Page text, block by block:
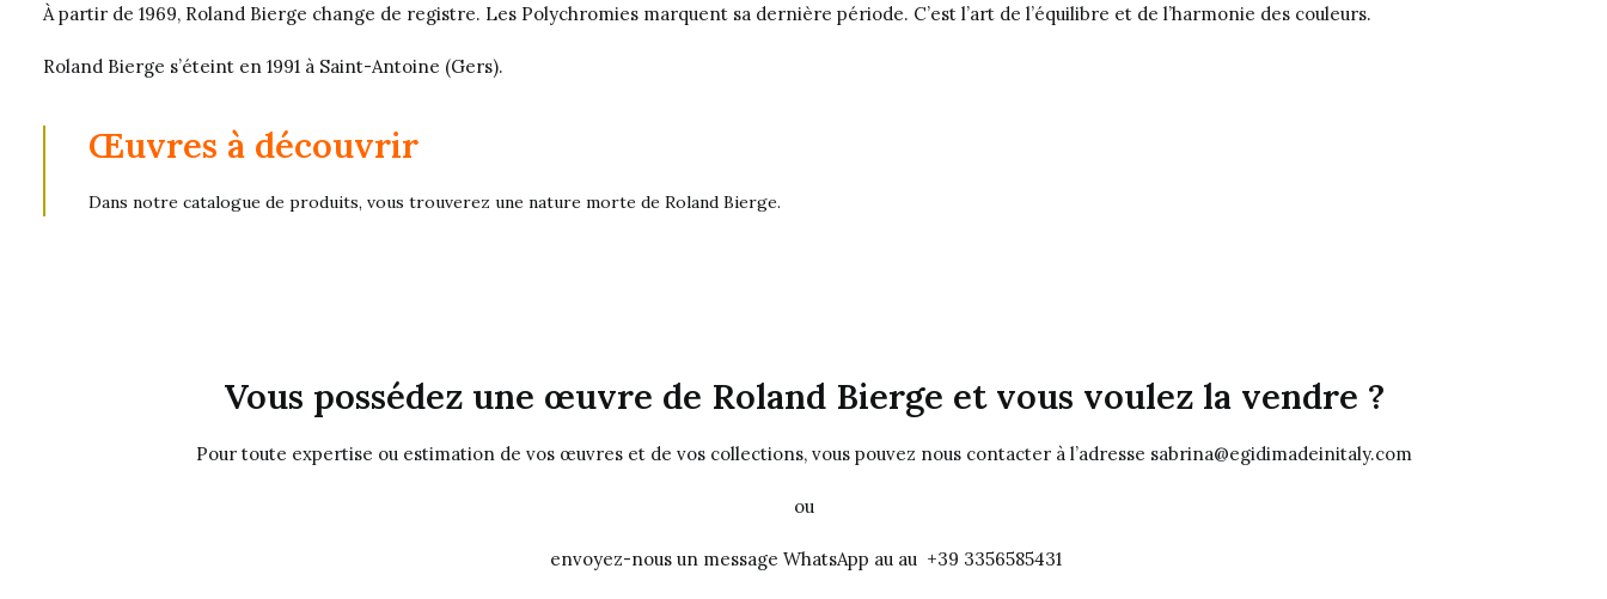
À partir de 1969, Roland Bierge change de registre. Les Polychromies marquent sa dernière période. C’est l’art de l’équilibre et de l’harmonie des couleurs.
Roland Bierge s’éteint en 1991 à Saint-Antoine (Gers).
Œuvres à découvrir
Dans notre catalogue de produits, vous trouverez une nature morte de Roland Bierge.
Vous possédez une œuvre de Roland Bierge et vous voulez la vendre ?
Pour toute expertise ou estimation de vos œuvres et de vos collections, vous pouvez nous contacter à l’adresse sabrina@egidimadeinitaly.com
ou
envoyez-nous un message WhatsApp au au +39 3356585431